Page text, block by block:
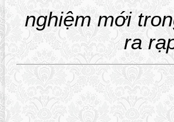
nghiệm mới
ra